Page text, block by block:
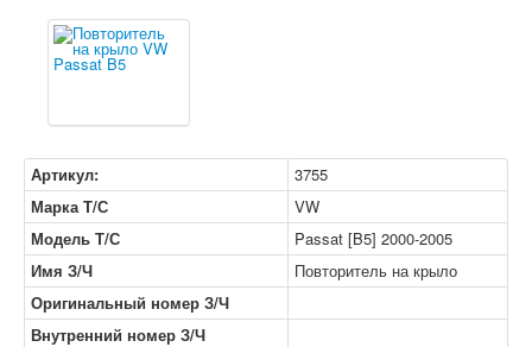
Артикул:
3755
Марка Т/С
VW
Модель Т/С
Passat [B5] 2000-2005
Имя З/Ч
Повторитель на крыло
Оригинальный номер З/Ч
Внутренний номер З/Ч